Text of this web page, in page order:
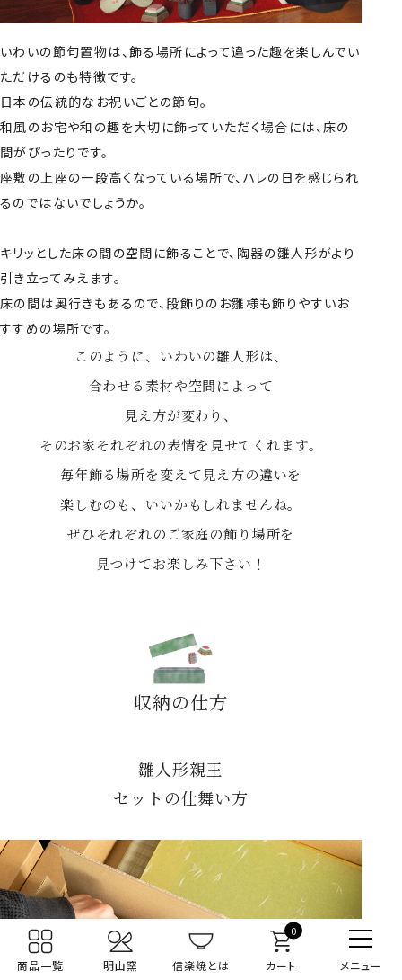
0
いわいの節句置物は、飾る場所によって違った趣を楽しんでい
ただけるのも特徴です。
日本の伝統的なお祝いごとの節句。
和風のお宅や和の趣を大切に飾っていただく場合には、床の
間がぴったりです。
座敷の上座の一段高くなっている場所で、ハレの日を感じられ
るのではないでしょうか。
キリッとした床の間の空間に飾ることで、陶器の雛人形がより
引き立ってみえます。
床の間は奥行きもあるので、段飾りのお雛様も飾りやすいお
すすめの場所です。
このように、いわいの雛人形は、
合わせる素材や空間によって
見え方が変わり、
そのお家それぞれの表情を見せてくれます。
毎年飾る場所を変えて見え方の違いを
楽しむのも、いいかもしれませんね。
ぜひそれぞれのご家庭の飾り場所を
見つけてお楽しみ下さい！
収納の仕方
雛人形親王
セットの仕舞い方